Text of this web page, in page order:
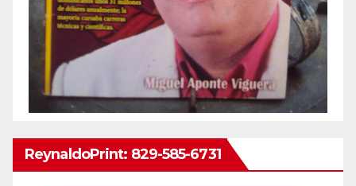
ReynaldoPrint: 829-585-6731